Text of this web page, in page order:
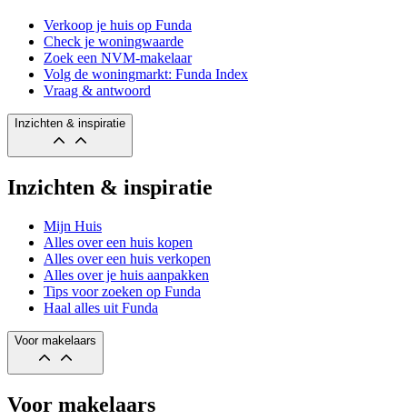
Verkoop je huis op Funda
Check je woningwaarde
Zoek een NVM-makelaar
Volg de woningmarkt: Funda Index
Vraag & antwoord
Inzichten & inspiratie
Inzichten & inspiratie
Mijn Huis
Alles over een huis kopen
Alles over een huis verkopen
Alles over je huis aanpakken
Tips voor zoeken op Funda
Haal alles uit Funda
Voor makelaars
Voor makelaars